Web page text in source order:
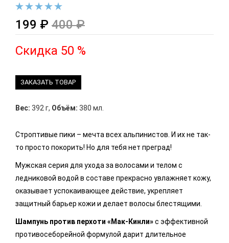
199 ₽ 400 ₽
Скидка 50 %
ЗАКАЗАТЬ ТОВАР
Вес: 392 г, Объём: 380 мл.
Строптивые пики – мечта всех альпинистов. И их не так-
то просто покорить! Но для тебя нет преград!
Мужская серия для ухода за волосами и телом c
ледниковой водой в составе прекрасно увлажняет кожу,
оказывает успокаивающее действие, укрепляет
защитный барьер кожи и делает волосы блестящими.
Шампунь против перхоти «Мак-Кинли»с эффективной
противосеборейной формулой дарит длительное